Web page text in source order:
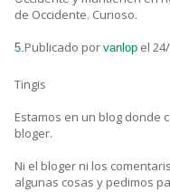
de Occidente. Curioso.
5.Publicado por vanlop el
Tingis
Estamos en un blog donde
bloger.
Ni el bloger ni los
algunas cosas y pedimos